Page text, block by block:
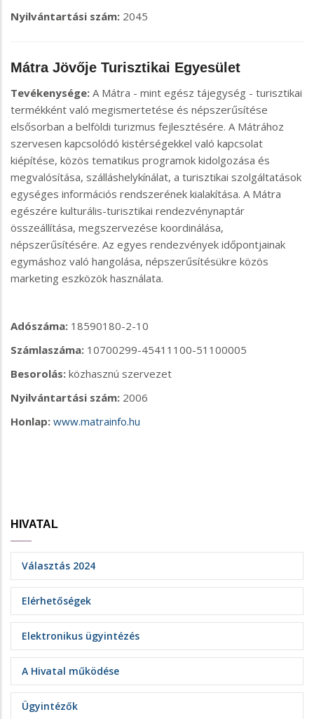
Nyilvántartási szám: 2045
Mátra Jövője Turisztikai Egyesület
Tevékenysége: A Mátra - mint egész tájegység - turisztikai
termékként való megismertetése és népszerűsítése
elsősorban a belföldi turizmus fejlesztésére. A Mátrához
szervesen kapcsolódó kistérségekkel való kapcsolat
kiépítése, közös tematikus programok kidolgozása és
megvalósítása, szálláshelykínálat, a turisztikai szolgáltatások
egységes információs rendszerének kialakítása. A Mátra
egészére kulturális-turisztikai rendezvénynaptár
összeállítása, megszervezése koordinálása,
népszerűsítésére. Az egyes rendezvények időpontjainak
egymáshoz való hangolása, népszerűsítésükre közös
marketing eszközök használata.
Adószáma: 18590180-2-10
Számlaszáma: 10700299-45411100-51100005
Besorolás: közhasznú szervezet
Nyilvántartási szám: 2006
Honlap: www.matrainfo.hu
HIVATAL
Választás 2024
Elérhetőségek
Elektronikus ügyintézés
A Hivatal működése
Ügyintézők